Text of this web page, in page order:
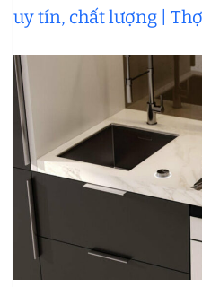
uy tín, chất lượng |